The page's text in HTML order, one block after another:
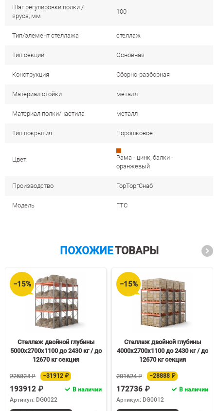
Шаг регулировки полки /
яруса, мм
100
Тип/элемент стеллажа стеллаж
Тип секции Основная
Конструкция Сборно-разборная
Материал стойки металл
Материал полки/настила металл
Тип покрытия: Порошковое
Цвет:
Рама - цинк, балки -
оранжевый
Производство ГорТоргСнаб
Модель ГТС
ПОХОЖИЕТОВАРЫ
−15%
Стеллаж двойной глубины
5000х2700х1100 до 2430 кг / до
12670 кг секция
225824 ₽ −31912 ₽
193912 ₽
В наличии
Артикул: DG0022
−15%
Стеллаж двойной глубины
4000х2700х1100 до 2430 кг / до
12670 кг секция
201624 ₽ −28888 ₽
172736 ₽
В наличии
Артикул: DG0012